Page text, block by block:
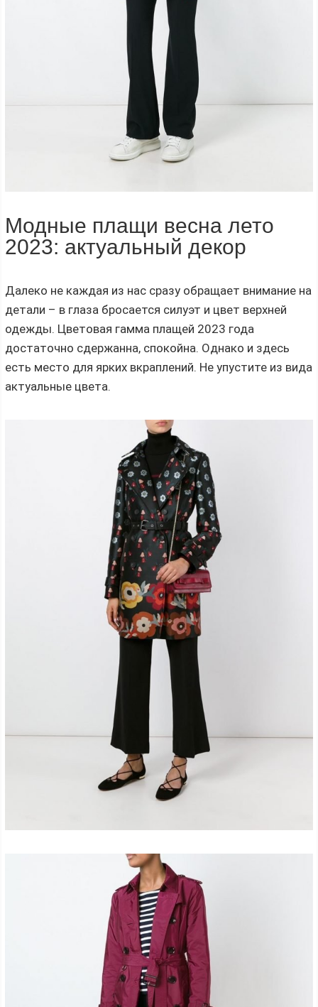
Модные плащи весна лето
2023: актуальный декор
Далеко не каждая из нас сразу обращает внимание на
детали – в глаза бросается силуэт и цвет верхней
одежды. Цветовая гамма плащей 2023 года
достаточно сдержанна, спокойна. Однако и здесь
есть место для ярких вкраплений. Не упустите из вида
актуальные цвета.